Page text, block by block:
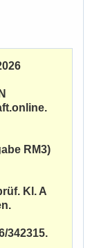
RM3)
Kl. A
342315.